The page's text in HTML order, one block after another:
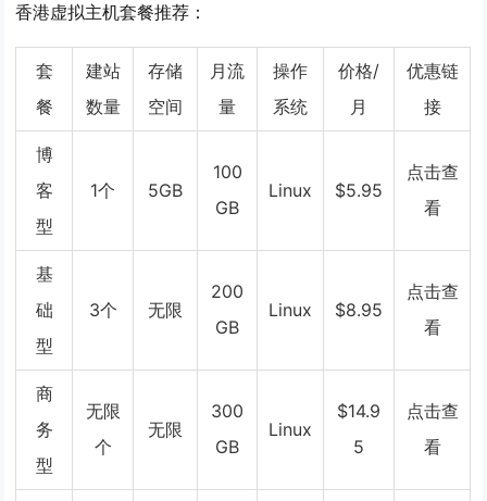
香港虚拟主机套餐推荐：
套
餐
建站
数量
存储
空间
月流
量
操作
系统
价格/
月
优惠链
接
博
客
型
1个 5GB
100
GB
Linux $5.95
点击查
看
基
础
型
3个 无限
200
GB
Linux $8.95
点击查
看
商
务
型
无限
个
无限
300
GB
Linux
$14.9
5
点击查
看